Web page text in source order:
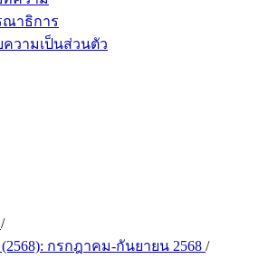
ณาธิการ
ความเป็นส่วนตัว
/
กรกฎาคม-กันยายน 2568 /